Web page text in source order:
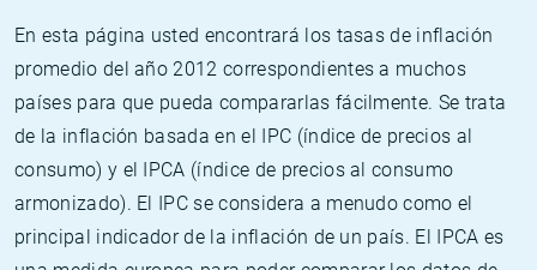
En esta página usted encontrará los tasas de inflación
promedio del año 2012 correspondientes a muchos
países para que pueda compararlas fácilmente. Se trata
de la inflación basada en el IPC (índice de precios al
consumo) y el IPCA (índice de precios al consumo
armonizado). El IPC se considera a menudo como el
principal indicador de la inflación de un país. El IPCA es